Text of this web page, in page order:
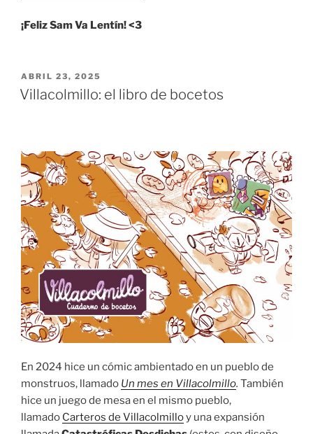
¡Feliz Sam Va Lentín! <3
PUBLICADO
EL
ABRIL 23, 2025
Villacolmillo: el libro de bocetos
En 2024 hice un cómic ambientado en un pueblo de
monstruos, llamado Un mes en Villacolmillo. También
hice un juego de mesa en el mismo pueblo,
llamado Carteros de Villacolmilloy una expansión